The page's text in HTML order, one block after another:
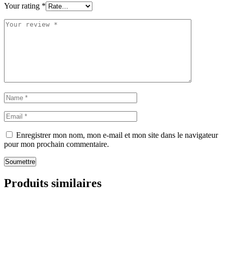
Your rating *
Enregistrer mon nom, mon e-mail et mon site dans le navigateur
pour mon prochain commentaire.
Soumettre
Produits similaires